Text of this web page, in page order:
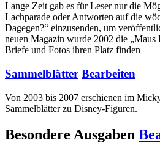
Lange Zeit gab es für Leser nur die
Lachparade oder Antworten auf die
Dagegen?“ einzusenden, um
neuen Magazin wurde 2002 die
Briefe und Fotos ihren Platz finden
Sammelblätter Bearbeiten
Von 2003 bis 2007 erschienen im
Sammelblätter zu Disney-Figuren.
Besondere Ausgaben